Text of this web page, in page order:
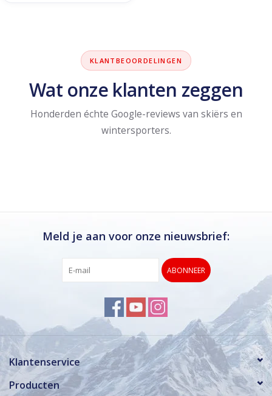
KLANTBEOORDELINGEN
Wat onze klanten zeggen
Honderden échte Google-reviews van skiërs en
wintersporters.
Meld je aan voor onze nieuwsbrief:
ABONNEER
Klantenservice
Producten